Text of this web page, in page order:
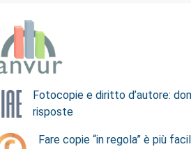
Fotocopie e diritto d’autore:
risposte
Fare copie “in regola” è più